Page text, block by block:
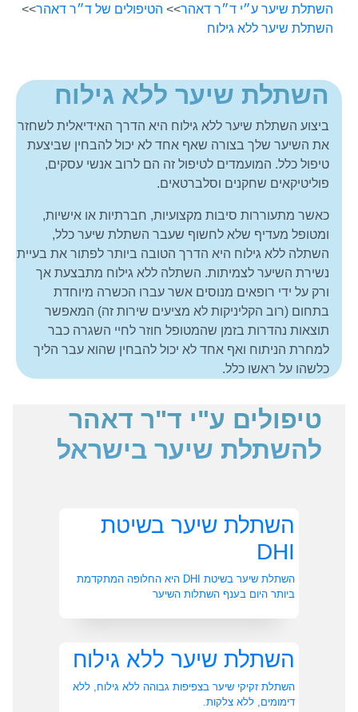
השתלת שיער ע״י ד״ר דאהר>> הטיפולים של ד״ר דאהר>>
השתלת שיער ללא גילוח
השתלת שיער ללא גילוח
ביצוע השתלת שיער ללא גילוח היא הדרך האידיאלית לשחזר
את השיער שלך בצורה שאף אחד לא יכול להבחין שביצעת
טיפול כלל. המועמדים לטיפול זה הם לרוב אנשי עסקים,
פוליטיקאים שחקנים וסלברטאים.
כאשר מתעוררות סיבות מקצועיות, חברתיות או אישיות,
ומטופל מעדיף שלא לחשוף שעבר השתלת שיער כלל,
השתלה ללא גילוח היא הדרך הטובה ביותר לפתור את בעיית
נשירת השיער לצמיתות. השתלה ללא גילוח מתבצעת אך
ורק על ידי רופאים מנוסים אשר עברו הכשרה מיוחדת
בתחום (רוב הקליניקות לא מציעים שירות זה) המאפשר
תוצאות נהדרות בזמן שהמטופל חוזר לחיי השגרה כבר
למחרת הניתוח ואף אחד לא יכול להבחין שהוא עבר הליך
כלשהו על ראשו כלל.
טיפולים ע"י ד"ר דאהר
להשתלת שיער בישראל
השתלת שיער בשיטת
DHI
השתלת שיער בשיטת DHI היא החלופה המתקדמת
ביותר היום בענף השתלות השיער
השתלת שיער ללא גילוח
השתלת זקיקי שיער בצפיפות גבוהה ללא גילוח, ללא
דימומים, ללא צלקות.